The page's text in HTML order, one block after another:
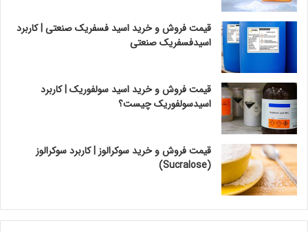
قیمت فروش و خرید اسید فسفریک صنعتی | کاربرد
اسیدفسفریک صنعتی
قیمت فروش و خرید اسید سولفوریک | کاربرد
اسیدسولفوریک چیست؟
قیمت فروش و خرید سوکرالوز | کاربرد سوکرالوز
(Sucralose)